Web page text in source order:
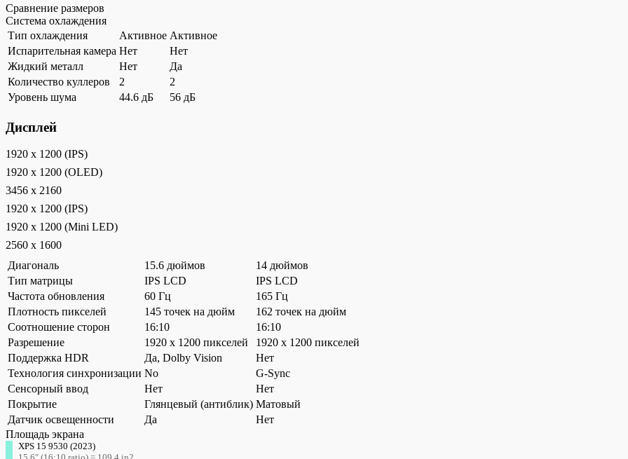
Сравнение размеров
Система охлаждения
Тип охлаждения
Активное Активное
Испарительная камера Нет
Нет
Жидкий металл
Нет
Да
Количество куллеров
2
2
Уровень шума
44.6 дБ 56 дБ
Дисплей
1920 x 1200 (IPS)
1920 x 1200 (OLED)
3456 x 2160
1920 x 1200 (IPS)
1920 x 1200 (Mini LED)
2560 x 1600
Диагональ
15.6 дюймов
14 дюймов
Тип матрицы
IPS LCD
IPS LCD
Частота обновления
60 Гц
165 Гц
Плотность пикселей
145 точек на дюйм
162 точек на дюйм
Соотношение сторон
16:10
16:10
Разрешение
1920 x 1200 пикселей
1920 x 1200 пикселей
Поддержка HDR
Да, Dolby Vision
Нет
Технология синхронизации No
G-Sync
Сенсорный ввод
Нет
Нет
Покрытие
Глянцевый (антиблик) Матовый
Датчик освещенности
Да
Нет
Площадь экрана
XPS 15 9530 (2023)